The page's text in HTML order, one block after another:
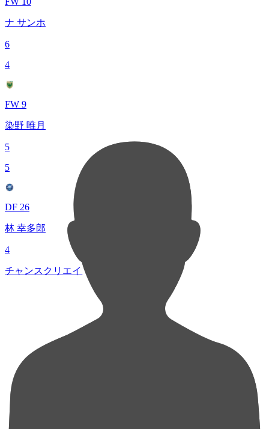
ナ サンホ
6
4
FW 9
染野 唯月
5
5
DF 26
林 幸多郎
4
チャンスクリエイト総数